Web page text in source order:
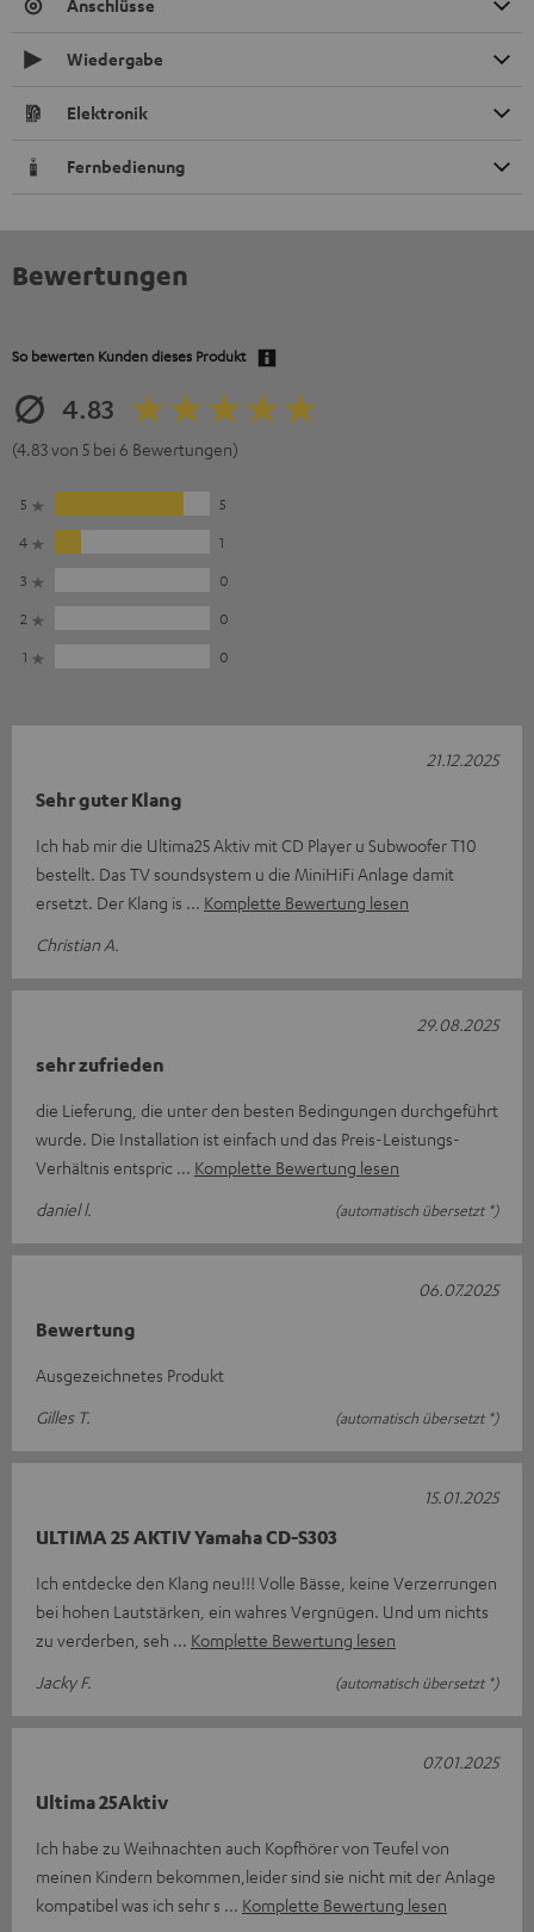
Anschlüsse
Wiedergabe
Elektronik
Fernbedienung
Bewertungen
So bewerten Kunden dieses Produkt
4.83
(4.83 von 5 bei 6 Bewertungen)
5
5
4
1
3
0
2
0
1
0
Sehr guter Klang
Ich hab mir die Ultima25 Aktiv mit CD Player u Subwoofer T10
bestellt. Das TV soundsystem u die MiniHiFi Anlage damit
ersetzt. Der Klang is
Komplette Bewertung lesen
Christian A.
21.12.2025
sehr zufrieden
die Lieferung, die unter den besten Bedingungen durchgeführt
wurde. Die Installation ist einfach und das Preis-Leistungs-
Verhältnis entspric
Komplette Bewertung lesen
daniel l.
(automatisch übersetzt *)
29.08.2025
Bewertung
Ausgezeichnetes Produkt
Gilles T.
(automatisch übersetzt *)
06.07.2025
ULTIMA 25 AKTIV Yamaha CD-S303
Ich entdecke den Klang neu!!! Volle Bässe, keine Verzerrungen
bei hohen Lautstärken, ein wahres Vergnügen. Und um nichts
zu verderben, seh
Komplette Bewertung lesen
Jacky F.
(automatisch übersetzt *)
15.01.2025
Ultima 25Aktiv
Ich habe zu Weihnachten auch Kopfhörer von Teufel von
meinen Kindern bekommen,leider sind sie nicht mit der Anlage
kompatibel was ich sehr s
Komplette Bewertung lesen
07.01.2025